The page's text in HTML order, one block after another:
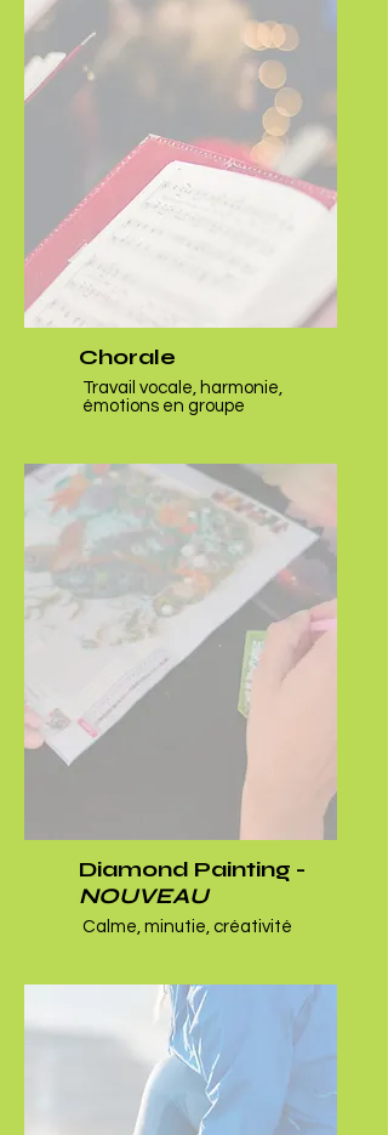
Chorale
Travail vocale, harmonie,
émotions en groupe
Diamond Painting -
NOUVEAU
Calme, minutie, créativité